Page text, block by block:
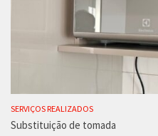
SERVIÇOS REALIZADOS
Substituição de tomada